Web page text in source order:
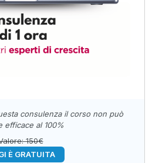
consulenza il corso non può
efficace al 100%
150€
È GRATUITA